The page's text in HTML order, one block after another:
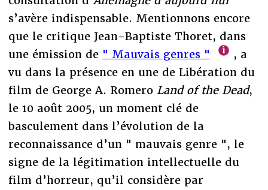
s’avère indispensable. Mentionnons encore
que le critique Jean-Baptiste Thoret, dans
une émission de " Mauvais genres "
, a
vu dans la présence en une de Libération du
film de George A. Romero Land of the Dead,
le 10 août 2005, un moment clé de
basculement dans l’évolution de la
reconnaissance d’un " mauvais genre ", le
signe de la légitimation intellectuelle du
film d’horreur, qu’il considère par